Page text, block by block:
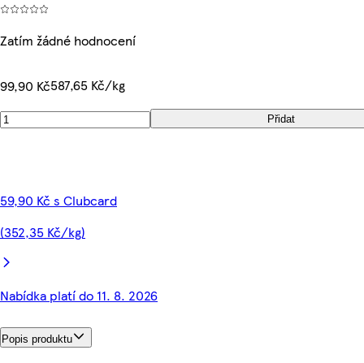
Zatím žádné hodnocení
99,90 Kč587,65 Kč/kg
Přidat
59,90 Kč s Clubcard
(352,35 Kč/kg)
Nabídka platí do 11. 8. 2026
Popis produktu